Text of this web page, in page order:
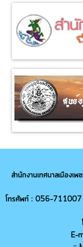
สำนักงานเทศบาลเมืองเ
โทรศัพท์ : 056-
E-